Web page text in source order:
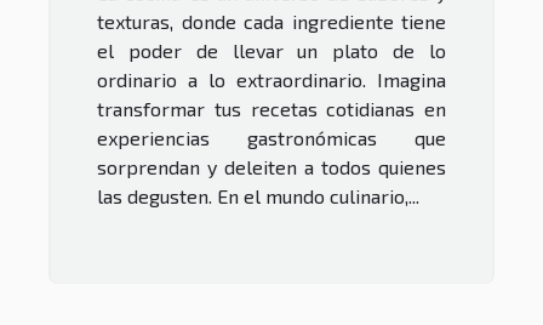
texturas, donde cada ingrediente tiene
el poder de llevar un plato de lo
ordinario a lo extraordinario. Imagina
transformar tus recetas cotidianas en
experiencias gastronómicas que
sorprendan y deleiten a todos quienes
las degusten. En el mundo culinario,...